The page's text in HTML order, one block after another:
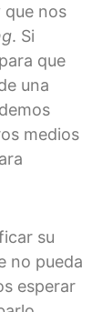
que nos
. Si
que
una
medios
su
no pueda
esperar